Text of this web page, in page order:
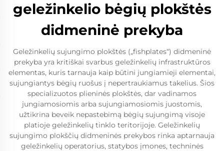
geležinkelio bėgių plokštės
didmeninė prekyba
Geležinkelių sujungimo plokštės („fishplates“) didmeninė
prekyba yra kritiškai svarbus geležinkelių infrastruktūros
elementas, kuris tarnauja kaip būtini jungiamieji elementai,
sujungiantys bėgių ruošus į nepertraukiamus takelius. Šios
specializuotos plieninės plokštės, dar vadinamos
jungiamosiomis arba sujungiamosiomis juostomis,
užtikrina beveik nepastebimą bėgių sujungimą visoje
platioje geležinkelių tinklo teritorijoje. Geležinkelių
sujungimo plokščių didmeninės prekybos rinka aptarnauja
geležinkelių operatorius, statybos įmones, techninės